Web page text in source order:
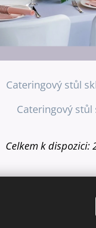
Cateringový stůl
Cateringový stůl
Celkem k dispozici: